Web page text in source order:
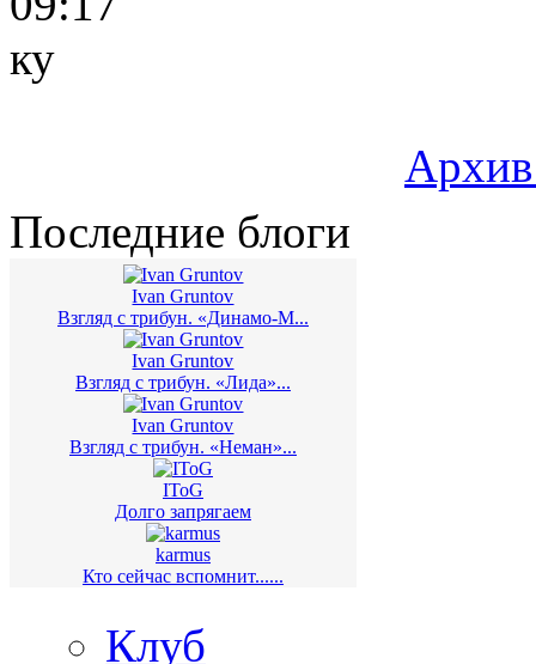
ку
Последние блоги
Ivan Gruntov
Взгляд с трибун. «Динамо-М...
Ivan Gruntov
Взгляд с трибун. «Лида»...
Ivan Gruntov
Взгляд с трибун. «Неман»...
IToG
Долго запрягаем
karmus
Кто сейчас вспомнит......
Клуб